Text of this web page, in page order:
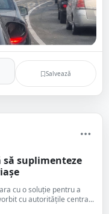
Salvează
să suplimenteze
cu o soluție pentru a
cu autoritățile centra...